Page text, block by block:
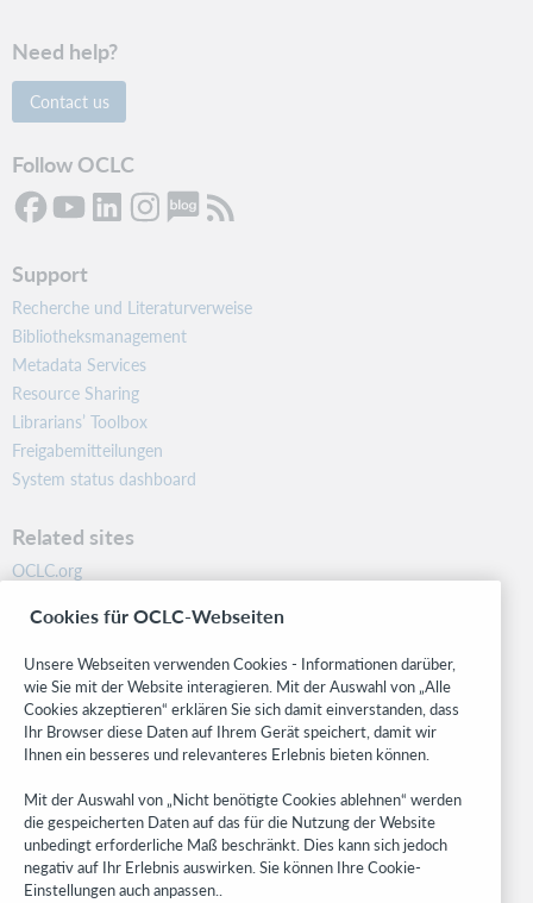
Need help?
Contact us
Follow OCLC
Support
Recherche und Literaturverweise
Bibliotheksmanagement
Metadata Services
Resource Sharing
Librarians’ Toolbox
Freigabemitteilungen
System status dashboard
Related sites
OCLC.org
Community
Research
WebJunction
Developer Network
Stay in the know.
Get the latest product updates, research, events, and much more—
right to your inbox.
Subscribe now
Cookies für OCLC-Webseiten
Unsere Webseiten verwenden Cookies - Informationen darüber,
wie Sie mit der Website interagieren. Mit der Auswahl von „Alle
Cookies akzeptieren“ erklären Sie sich damit einverstanden, dass
Ihr Browser diese Daten auf Ihrem Gerät speichert, damit wir
Ihnen ein besseres und relevanteres Erlebnis bieten können.
Mit der Auswahl von „Nicht benötigte Cookies ablehnen“ werden
die gespeicherten Daten auf das für die Nutzung der Website
unbedingt erforderliche Maß beschränkt. Dies kann sich jedoch
negativ auf Ihr Erlebnis auswirken. Sie können Ihre Cookie-
Einstellungen auch anpassen..